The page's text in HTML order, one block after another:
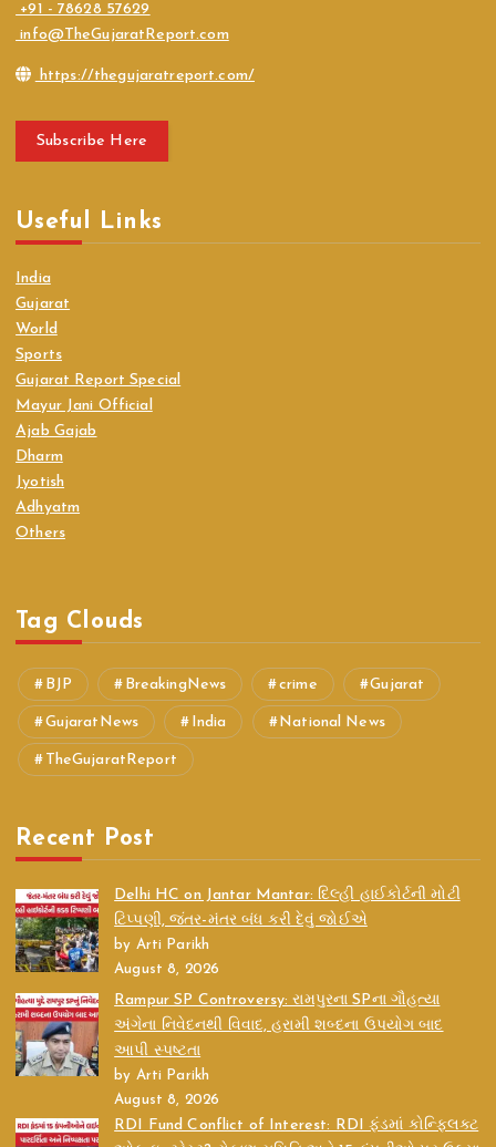
+91 - 78628 57629
info@TheGujaratReport.com
https://thegujaratreport.com/
Subscribe Here
Useful Links
India
Gujarat
World
Sports
Gujarat Report Special
Mayur Jani Official
Ajab Gajab
Dharm
Jyotish
Adhyatm
Others
Tag Clouds
BJP BreakingNews crime Gujarat
GujaratNews India National News
TheGujaratReport
Recent Post
Delhi HC on Jantar Mantar: દિલ્હી હાઈકોર્ટની મોટી
ટિપ્પણી, જંતર-મંતર બંધ કરી દેવું જોઈએ
by Arti Parikh
August 8, 2026
Rampur SP Controversy: રામપુરના SPના ગૌહત્યા
અંગેના નિવેદનથી વિવાદ, હરામી શબ્દના ઉપયોગ બાદ
આપી સ્પષ્ટતા
by Arti Parikh
August 8, 2026
RDI Fund Conflict of Interest: RDI ફંડમાં કોન્ફ્લિક્ટ